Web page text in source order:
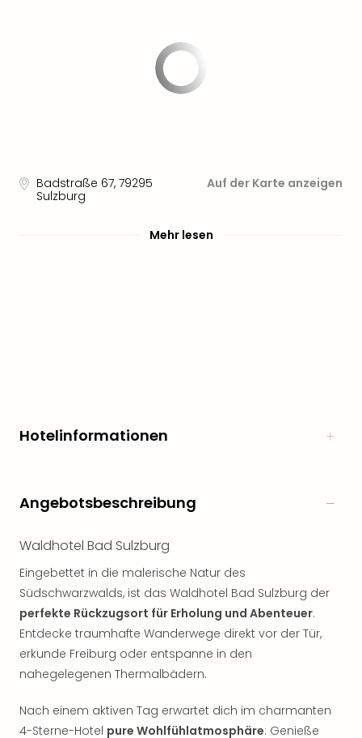
Badstraße 67, 79295
Sulzburg
Auf der Karte anzeigen
Mehr lesen
Hotelinformationen
Angebotsbeschreibung
Waldhotel Bad Sulzburg
Eingebettet in die malerische Natur des
Südschwarzwalds, ist das Waldhotel Bad Sulzburg der
perfekte Rückzugsort für Erholung und Abenteuer.
Entdecke traumhafte Wanderwege direkt vor der Tür,
erkunde Freiburg oder entspanne in den
nahegelegenen Thermalbädern.
Nach einem aktiven Tag erwartet dich im charmanten
4-Sterne-Hotel pure Wohlfühlatmosphäre: Genieße